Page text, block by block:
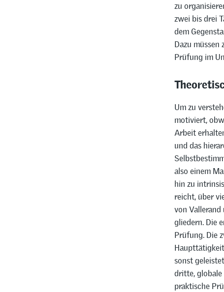
zu
zwei bis drei
dem
Dazu
Prüfung im
Um zu
motiviert,
Arbeit
und das
also einem
hin zu
reicht, über
von Vallerand
gliedern. Die
Prüfung. Die
sonst
dritte, globale
praktische